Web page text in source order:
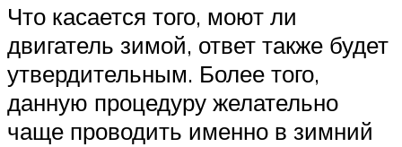
Что касается того, моют ли
двигатель зимой, ответ также будет
утвердительным. Более того,
данную процедуру желательно
чаще проводить именно в зимний